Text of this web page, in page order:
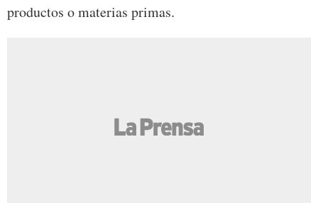
productos o materias primas.